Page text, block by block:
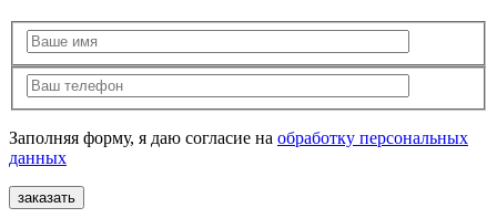
Заполняя форму, я даю согласие на обработку персональных
данных